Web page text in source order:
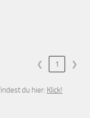
❮ 1 ❯
du hier: Klick!